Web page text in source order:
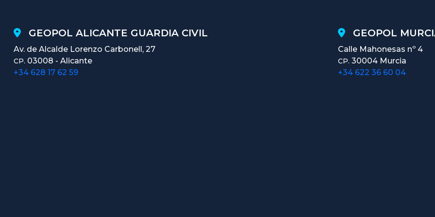
GEOPOL ALICANTE GUARDIA CIVIL
Av. de Alcalde Lorenzo Carbonell, 27
CP. 03008 - Alicante
+34 628 17 62 59
GEOPOL
Calle Mahonesas nº 4
CP. 30004 Murcia
+34 622 36 60 04